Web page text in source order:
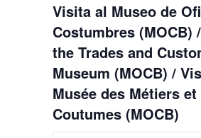
Visita al Museo de
Costumbres (MOCB)
the Trades and
Museum (MOCB) /
Musée des Métiers et
Coutumes (MOCB)